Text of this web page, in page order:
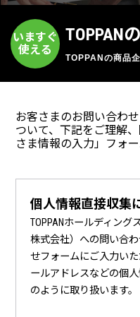
いますぐ
使える
TOPPAN
TOPPANの商品
お客さまのお問い合わ
ついて、下記をご理解
さま情報の入力」フォ
個人情報直接収集
TOPPANホールディング
株式会社）への問い合
せフォームにご入力い
ールアドレスなどの個
のように取り扱います。